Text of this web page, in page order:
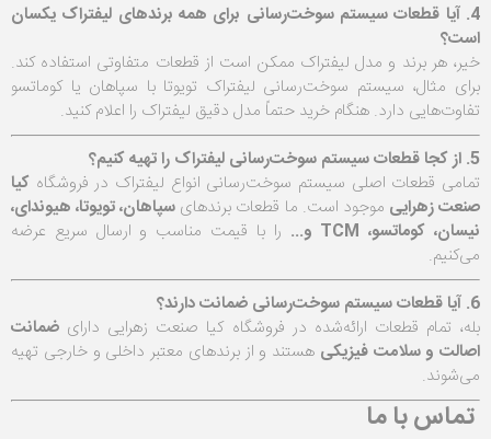
4. آیا قطعات سیستم سوخت‌رسانی برای همه برندهای لیفتراک یکسان
است؟
خیر، هر برند و مدل لیفتراک ممکن است از قطعات متفاوتی استفاده کند.
برای مثال، سیستم سوخت‌رسانی لیفتراک تویوتا با سپاهان یا کوماتسو
تفاوت‌هایی دارد. هنگام خرید حتماً مدل دقیق لیفتراک را اعلام کنید.
5. از کجا قطعات سیستم سوخت‌رسانی لیفتراک را تهیه کنیم؟
تمامی قطعات اصلی سیستم سوخت‌رسانی انواع لیفتراک در فروشگاه کیا
صنعت زهرایی موجود است. ما قطعات برندهای سپاهان، تویوتا، هیوندای،
نیسان، کوماتسو، TCM و...
را با قیمت مناسب و ارسال سریع عرضه
می‌کنیم.
6. آیا قطعات سیستم سوخت‌رسانی ضمانت دارند؟
بله، تمام قطعات ارائه‌شده در فروشگاه کیا صنعت زهرایی دارای ضمانت
اصالت و سلامت فیزیکی هستند و از برندهای معتبر داخلی و خارجی تهیه
می‌شوند.
تماس با ما